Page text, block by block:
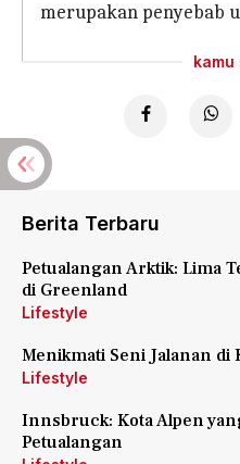
merupakan penyebab
kamu
Berita Terbaru
Petualangan Arktik: Lima
di Greenland
Lifestyle
Menikmati Seni Jalanan di
Lifestyle
Innsbruck: Kota Alpen
Petualangan